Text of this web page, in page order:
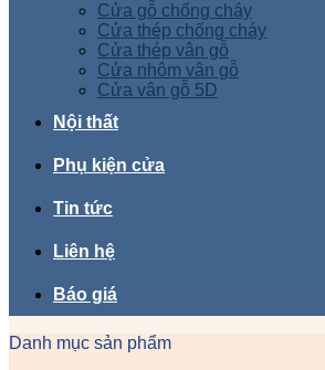
Cửa gỗ chống cháy
Cửa thép chống cháy
Cửa thép vân gỗ
Cửa nhôm vân gỗ
Cửa vân gỗ 5D
Nội thất
Phụ kiện cửa
Tin tức
Liên hệ
Báo giá
Danh mục sản phẩm